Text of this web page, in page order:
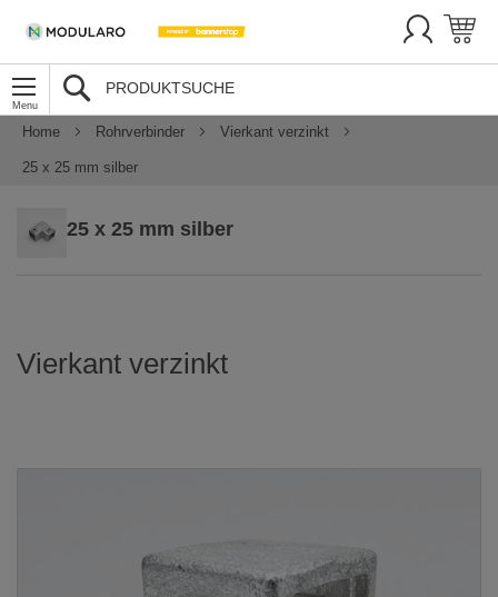
SUCHE
Home Rohrverbinder Vierkant verzinkt
25 x 25 mm silber
25 x 25 mm silber
Vierkant verzinkt